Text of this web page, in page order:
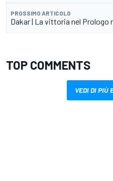
PROSSIMO ARTICOLO
Dakar | La vittoria nel Prologo
TOP COMMENTS
VEDI DI PIÙ